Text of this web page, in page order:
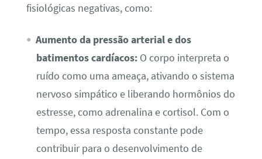
fisiológicas negativas, como:
Aumento da pressão arterial e dos
batimentos cardíacos:O corpo interpreta o
ruído como uma ameaça, ativando o sistema
nervoso simpático e liberando hormônios do
estresse, como adrenalina e cortisol. Com o
tempo, essa resposta constante pode
contribuir para o desenvolvimento de